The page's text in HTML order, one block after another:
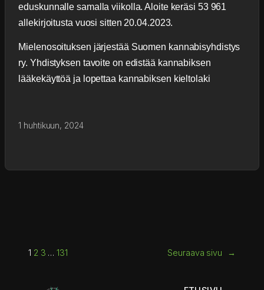
eduskunnalle samalla viikolla. Aloite keräsi 53 961
allekirjoitusta vuosi sitten 20.04.2023.
Mielenosoituksen järjestää Suomen kannabisyhdistys
ry. Yhdistyksen tavoite on edistää kannabiksen
lääkekäyttöä ja lopettaa kannabiksen kieltolaki
1 huhtikuun, 2024
1 2 3 … 131 Seuraava sivu →